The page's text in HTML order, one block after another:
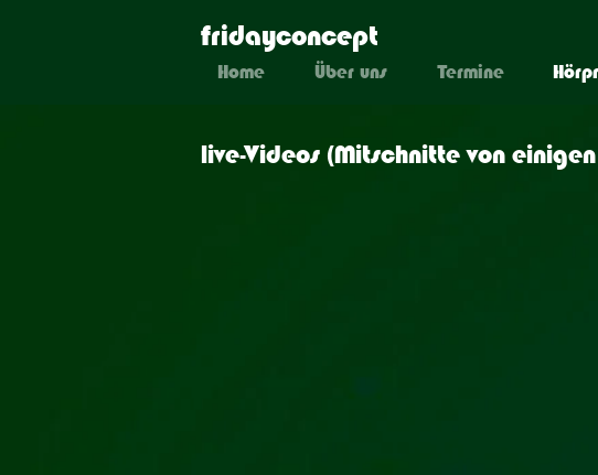
fridayconcept
Home Über uns Termine
live-Videos (Mitschnitte von